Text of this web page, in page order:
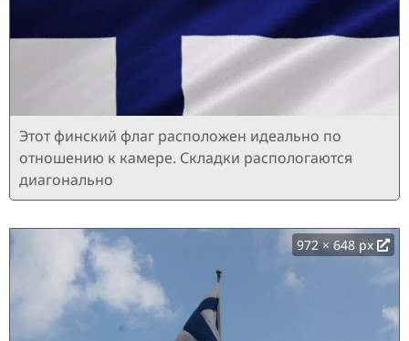
Этот финский флаг расположен идеально по
отношению к камере. Складки распологаются
диагонально
972 × 648 px